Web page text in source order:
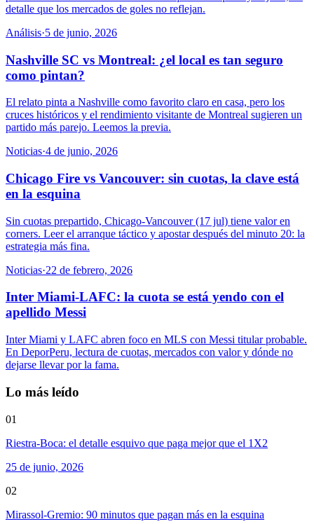
detalle que los mercados de goles no reflejan.
Análisis·5 de junio, 2026
Nashville SC vs Montreal: ¿el local es tan seguro
como pintan?
El relato pinta a Nashville como favorito claro en casa, pero los
cruces históricos y el rendimiento visitante de Montreal sugieren un
partido más parejo. Leemos la previa.
Noticias·4 de junio, 2026
Chicago Fire vs Vancouver: sin cuotas, la clave está
en la esquina
Sin cuotas prepartido, Chicago-Vancouver (17 jul) tiene valor en
corners. Leer el arranque táctico y apostar después del minuto 20: la
estrategia más fina.
Noticias·22 de febrero, 2026
Inter Miami-LAFC: la cuota se está yendo con el
apellido Messi
Inter Miami y LAFC abren foco en MLS con Messi titular probable.
En DeporPeru, lectura de cuotas, mercados con valor y dónde no
dejarse llevar por la fama.
Lo más leído
01
Riestra-Boca: el detalle esquivo que paga mejor que el 1X2
25 de junio, 2026
02
Mirassol-Gremio: 90 minutos que pagan más en la esquina